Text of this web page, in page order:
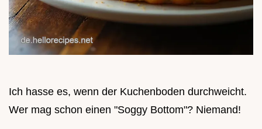
Ich hasse es, wenn der Kuchenboden durchweicht.
Wer mag schon einen "Soggy Bottom"? Niemand!